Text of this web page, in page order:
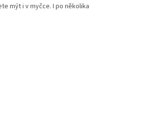
mýt i v myčce. I po několika